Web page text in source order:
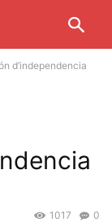
d’independencia
0
1017